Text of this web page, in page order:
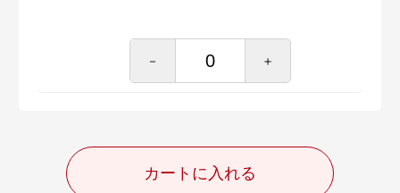
－ ＋
カートに入れる